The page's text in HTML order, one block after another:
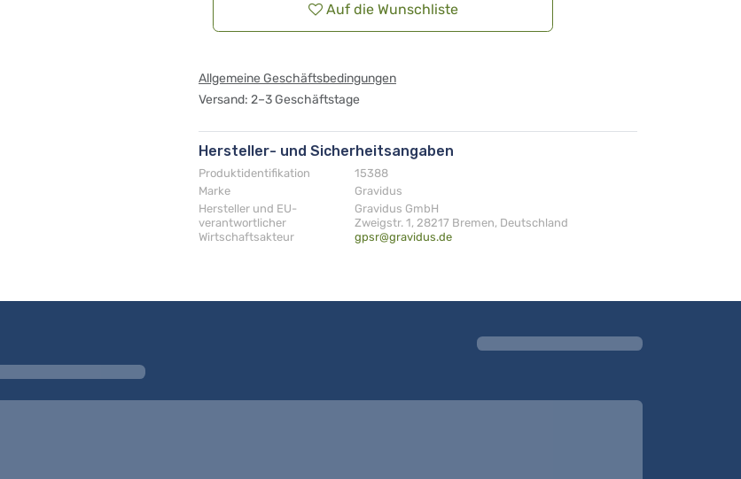
Auf die Wunschliste
Allgemeine Geschäftsbedingungen
Versand: 2–3 Geschäftstage
Hersteller- und Sicherheitsangaben
Produktidentifikation
15388
Marke
Gravidus
Hersteller und EU-
verantwortlicher
Wirtschaftsakteur
Gravidus GmbH
Zweigstr. 1, 28217 Bremen, Deutschland
gpsr@gravidus.de